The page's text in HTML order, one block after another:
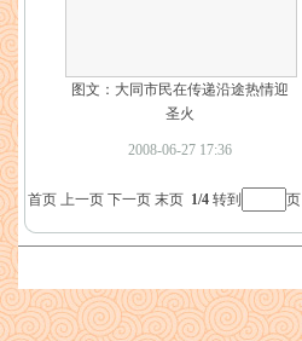
图文：大同市民在传递沿途热情迎
圣火
2008-06-27 17:36
首页 上一页 下一页 末页 1/4 转到 页